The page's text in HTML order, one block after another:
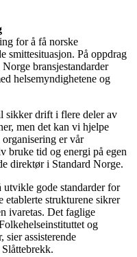
for å få norske
smittesituasjon. På oppdrag
bransjestandarder
helsemyndighetene og
sikker drift i flere deler av
men det kan vi hjelpe
er vår
bruke tid og energi på egen
direktør i Standard Norge.
gode standarder for
strukturene sikrer
ivaretas. Det faglige
og
sier assisterende